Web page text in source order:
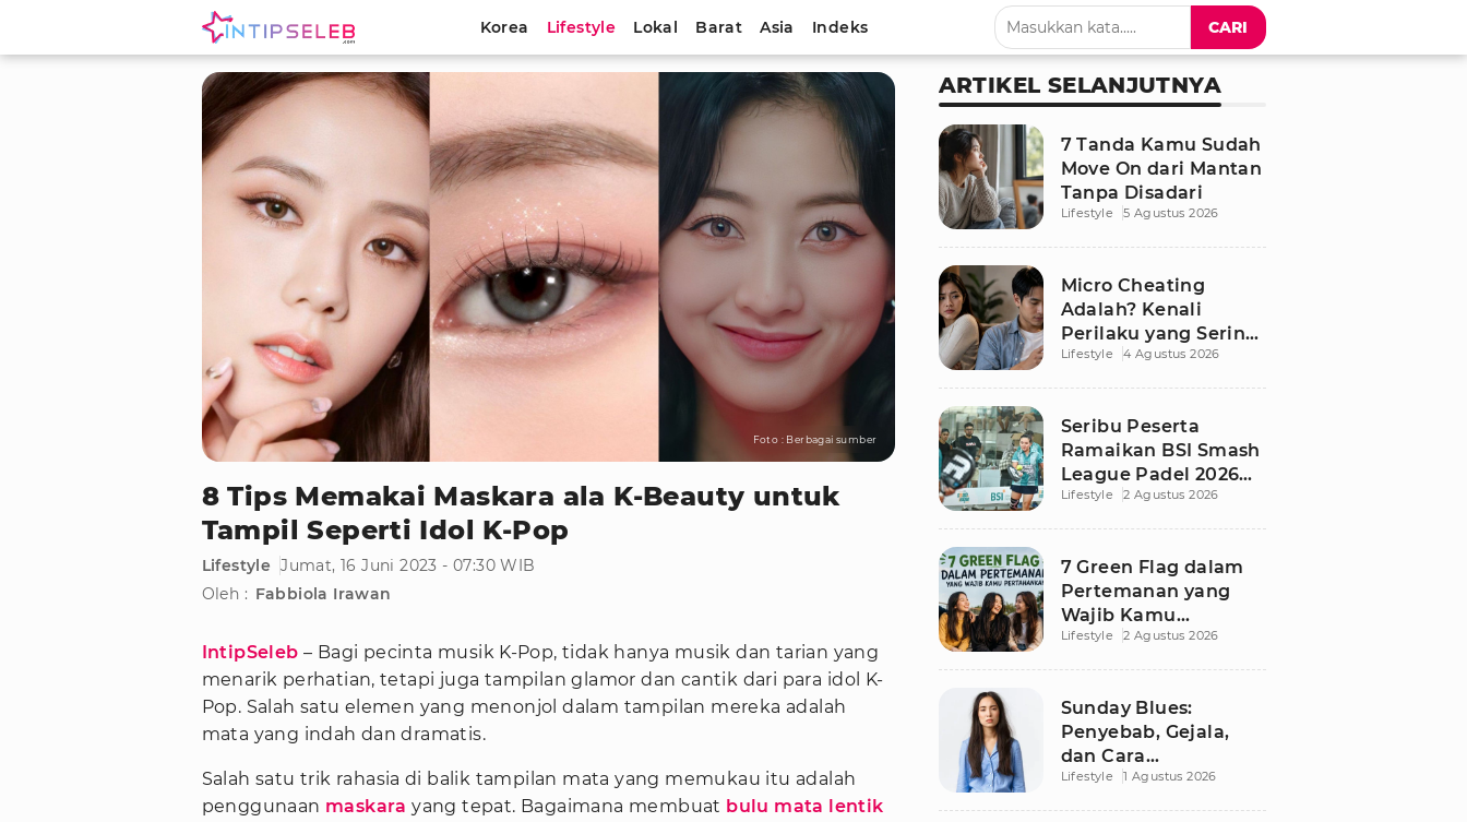
Korea Lifestyle Lokal Barat Asia Indeks CARI
Foto : Berbagai sumber
8 Tips Memakai Maskara ala K-Beauty untuk
Tampil Seperti Idol K-Pop
Lifestyle Jumat, 16 Juni 2023 - 07:30 WIB
Oleh : Fabbiola Irawan
IntipSeleb – Bagi pecinta musik K-Pop, tidak hanya musik dan tarian yang
menarik perhatian, tetapi juga tampilan glamor dan cantik dari para idol K-
Pop. Salah satu elemen yang menonjol dalam tampilan mereka adalah
mata yang indah dan dramatis.
Salah satu trik rahasia di balik tampilan mata yang memukau itu adalah
penggunaan maskara yang tepat. Bagaimana membuat bulu mata lentik
ARTIKEL SELANJUTNYA
7 Tanda Kamu Sudah
Move On dari Mantan
Tanpa Disadari
Lifestyle 5 Agustus 2026
Micro Cheating
Adalah? Kenali
Perilaku yang Sering
Tak Disadari dalam
Lifestyle 4 Agustus 2026
Seribu Peserta
Ramaikan BSI Smash
League Padel 2026
Besutan RANS
Lifestyle 2 Agustus 2026
7 Green Flag dalam
Pertemanan yang
Wajib Kamu
Pertahankan, Bikin
Lifestyle 2 Agustus 2026
Sunday Blues:
Penyebab, Gejala,
dan Cara
Mengatasinya agar
Lifestyle 1 Agustus 2026